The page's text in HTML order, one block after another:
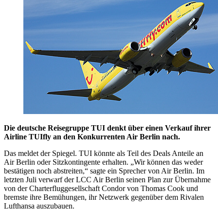
Die deutsche Reisegruppe TUI denkt über einen Verkauf ihrer
Airline TUIfly an den Konkurrenten Air Berlin nach.
Das meldet der Spiegel. TUI könnte als Teil des Deals Anteile an
Air Berlin oder Sitzkontingente erhalten. „Wir können das weder
bestätigen noch abstreiten,“ sagte ein Sprecher von Air Berlin. Im
letzten Juli verwarf der LCC Air Berlin seinen Plan zur Übernahme
von der Charterfluggesellschaft Condor von Thomas Cook und
bremste ihre Bemühungen, ihr Netzwerk gegenüber dem Rivalen
Lufthansa auszubauen.